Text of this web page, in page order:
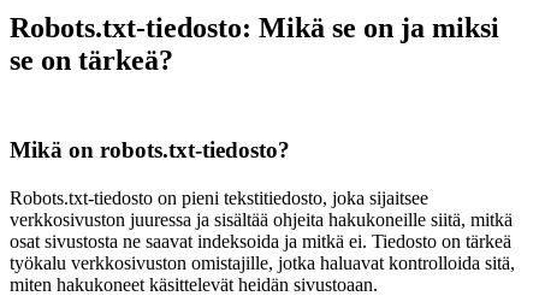
Robots.txt-tiedosto: Mikä se on ja miksi
se on tärkeä?
Mikä on robots.txt-tiedosto?
Robots.txt-tiedosto on pieni tekstitiedosto, joka sijaitsee
verkkosivuston juuressa ja sisältää ohjeita hakukoneille siitä, mitkä
osat sivustosta ne saavat indeksoida ja mitkä ei. Tiedosto on tärkeä
työkalu verkkosivuston omistajille, jotka haluavat kontrolloida sitä,
miten hakukoneet käsittelevät heidän sivustoaan.